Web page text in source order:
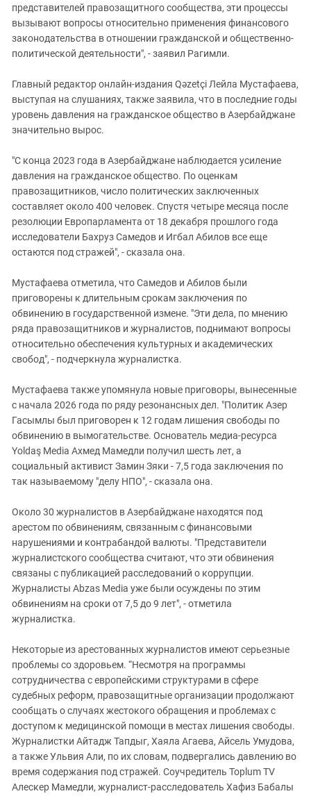
представителей правозащитного сообщества, эти процессы
вызывают вопросы относительно применения финансового
законодательства в отношении гражданской и общественно-
политической деятельности", - заявил Рагимли.
Главный редактор онлайн-издания Qəzetçi Лейла Мустафаева,
выступая на слушаниях, также заявила, что в последние годы
уровень давления на гражданское общество в Азербайджане
значительно вырос.
"С конца 2023 года в Азербайджане наблюдается усиление
давления на гражданское общество. По оценкам
правозащитников, число политических заключенных
составляет около 400 человек. Спустя четыре месяца после
резолюции Европарламента от 18 декабря прошлого года
исследователи Бахруз Самедов и Игбал Абилов все еще
остаются под стражей", - сказала она.
Мустафаева отметила, что Самедов и Абилов были
приговорены к длительным срокам заключения по
обвинению в государственной измене. "Эти дела, по мнению
ряда правозащитников и журналистов, поднимают вопросы
относительно обеспечения культурных и академических
свобод", - подчеркнула журналистка.
Мустафаева также упомянула новые приговоры, вынесенные
с начала 2026 года по ряду резонансных дел. "Политик Азер
Гасымлы был приговорен к 12 годам лишения свободы по
обвинению в вымогательстве. Основатель медиа-ресурса
Yoldaş Media Ахмед Мамедли получил шесть лет, а
социальный активист Замин Зяки - 7,5 года заключения по
так называемому "делу НПО", - сказала она.
Около 30 журналистов в Азербайджане находятся под
арестом по обвинениям, связанным с финансовыми
нарушениями и контрабандой валюты. "Представители
журналистского сообщества считают, что эти обвинения
связаны с публикацией расследований о коррупции.
Журналисты Abzas Media уже были осуждены по этим
обвинениям на сроки от 7,5 до 9 лет", - отметила
журналистка.
Некоторые из арестованных журналистов имеют серьезные
проблемы со здоровьем. “Несмотря на программы
сотрудничества с европейскими структурами в сфере
судебных реформ, правозащитные организации продолжают
сообщать о случаях жестокого обращения и проблемах с
доступом к медицинской помощи в местах лишения свободы.
Журналистки Айтадж Тапдыг, Хаяла Агаева, Айсель Умудова,
а также Ульвия Али, по их словам, подвергались давлению во
время содержания под стражей. Соучредитель Toplum TV
Алескер Мамедли, журналист-расследователь Хафиз Бабалы